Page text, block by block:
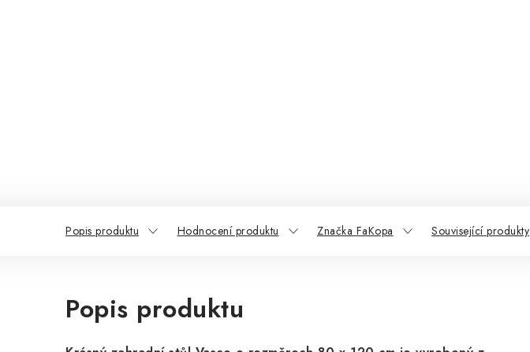
Popis produktu Hodnocení produktu Značka FaKopa Související produkty
Popis produktu